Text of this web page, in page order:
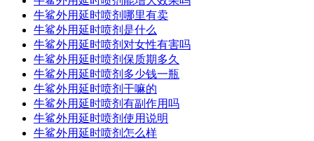
牛鲨外用延时喷剂哪里有卖
牛鲨外用延时喷剂是什么
牛鲨外用延时喷剂对女性有害吗
牛鲨外用延时喷剂保质期多久
牛鲨外用延时喷剂多少钱一瓶
牛鲨外用延时喷剂干嘛的
牛鲨外用延时喷剂有副作用吗
牛鲨外用延时喷剂使用说明
牛鲨外用延时喷剂怎么样